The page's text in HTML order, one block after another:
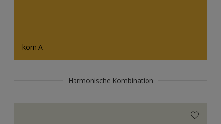
korn A
Harmonische Kombination